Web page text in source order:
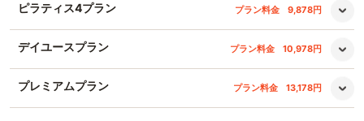
ピラティス4プラン プラン料金 9,878円
デイユースプラン プラン料金 10,978円
プレミアムプラン プラン料金 13,178円